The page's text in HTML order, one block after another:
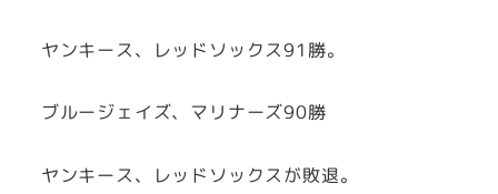
ヤンキース、レッドソックス91勝。
ブルージェイズ、マリナーズ90勝
ヤンキース、レッドソックスが敗退。